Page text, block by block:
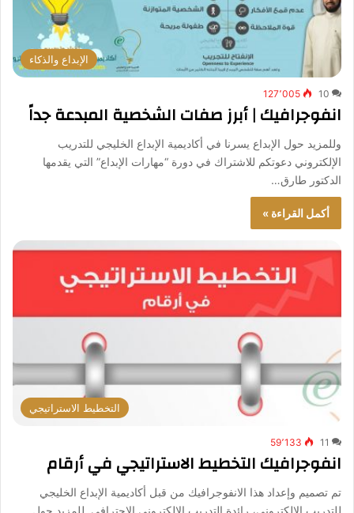
الإبداع والذكاء
10 127٬005
انفوجرافيك | أبرز صفات الشخصية المبدعة جداً
وللمزيد حول الإبداع يسرنا في أكاديمية الإبداع الخليجي للتدريب
الإلكتروني دعوتكم للاشتراك في دورة “مهارات الإبداع” التي يقدمها
الدكتور طارق…
أكمل القراءة »
التخطيط الاستراتيجي
11 59٬133
انفوجرافيك التخطيط الاستراتيجي في أرقام
تم تصميم وإعداد هذا الانفوجرافيك من قبل أكاديمية الإبداع الخليجي
للتدريب الإلكتروني، رائدة التدريب الإلكتروني الاحترافي. للمزيد حول